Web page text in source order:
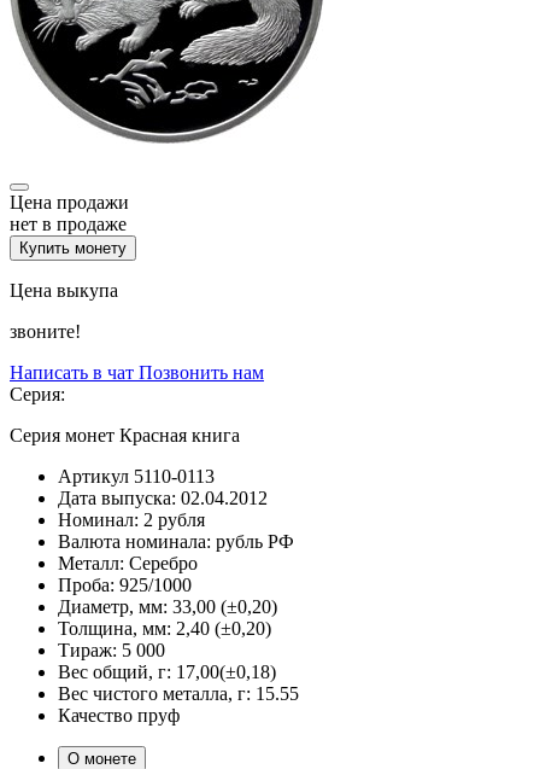
Цена продажи
нет в продаже
Купить монету
Цена выкупа
звоните!
Написать в чат Позвонить нам
Серия:
Серия монет Красная книга
Артикул 5110-0113
Дата выпуска: 02.04.2012
Номинал: 2 рубля
Валюта номинала: рубль РФ
Металл: Серебро
Проба: 925/1000
Диаметр, мм: 33,00 (±0,20)
Толщина, мм: 2,40 (±0,20)
Тираж: 5 000
Вес общий, г: 17,00(±0,18)
Вес чистого металла, г: 15.55
Качество пруф
О монете